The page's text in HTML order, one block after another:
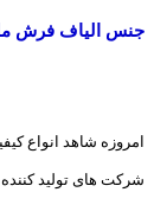
جنس الیاف فرش ماشینی 700شانه طرح
امروزه شاهد انواع کیفیت های فرش
شرکت های تولید